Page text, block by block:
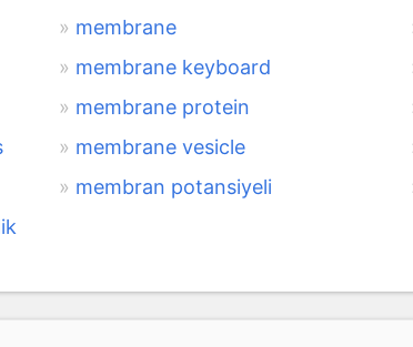
membrane
membrane keyboard
membrane protein
membrane vesicle
membran potansiyeli